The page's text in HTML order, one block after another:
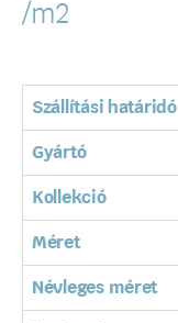
/m2
Szállítási határidó
Gyártó
Kollekció
Méret
Névleges méret